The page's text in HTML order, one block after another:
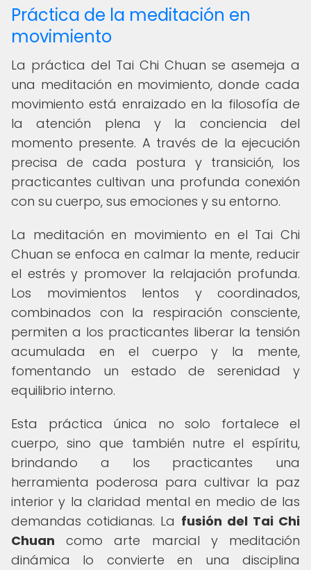
Práctica de la meditación en
movimiento
La práctica del Tai Chi Chuan se asemeja a
una meditación en movimiento, donde cada
movimiento está enraizado en la filosofía de
la atención plena y la conciencia del
momento presente. A través de la ejecución
precisa de cada postura y transición, los
practicantes cultivan una profunda conexión
con su cuerpo, sus emociones y su entorno.
La meditación en movimiento en el Tai Chi
Chuan se enfoca en calmar la mente, reducir
el estrés y promover la relajación profunda.
Los movimientos lentos y coordinados,
combinados con la respiración consciente,
permiten a los practicantes liberar la tensión
acumulada en el cuerpo y la mente,
fomentando un estado de serenidad y
equilibrio interno.
Esta práctica única no solo fortalece el
cuerpo, sino que también nutre el espíritu,
brindando a los practicantes una
herramienta poderosa para cultivar la paz
interior y la claridad mental en medio de las
demandas cotidianas. La fusión del Tai Chi
Chuan como arte marcial y meditación
dinámica lo convierte en una disciplina